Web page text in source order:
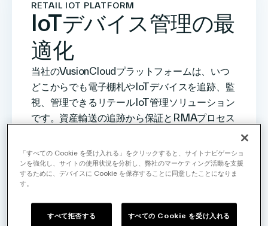
RETAIL IOT PLATFORM
IoTデバイス管理の最
適化
当社のVusionCloudプラットフォームは、いつ
どこからでも電子棚札やIoTデバイスを追跡、監
視、管理できるリテールIoT管理ソリューション
です。資産輸送の追跡から保証とRMAプロセス
監視する機能により、最小限のコストで運用を
合理化できます。VusionCloudは、セキュリテ
ィ、拡張性、信頼性を提供すると同時に、SaaS
「すべての Cookie を受け入れる」をクリックすると、サイトナビゲーショ
ンを強化し、サイトの使用状況を分析し、弊社のマーケティング活動を支援
するために、デバイスに Cookie を保存することに同意したことになりま
す。
すべて拒否する すべての Cookie を受け入れる